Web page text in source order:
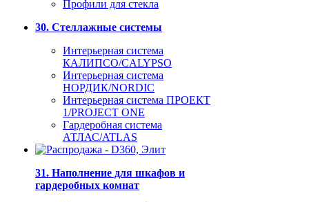
Профили для стекла
30. Стеллажные системы
Интерьерная система
КАЛИПСО/CALYPSO
Интерьерная система
НОРДИК/NORDIC
Интерьерная система ПРОЕКТ
1/PROJECT ONE
Гардеробная система
АТЛАС/ATLAS
31. Наполнение для шкафов и
гардеробных комнат